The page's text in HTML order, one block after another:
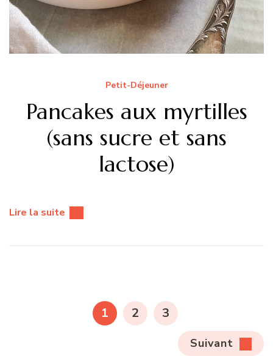
Petit-Déjeuner
Pancakes aux myrtilles
(sans sucre et sans
lactose)
Lire la suite
publicationsPAGE
1 PAGE
2 PAGE
3
Suivant